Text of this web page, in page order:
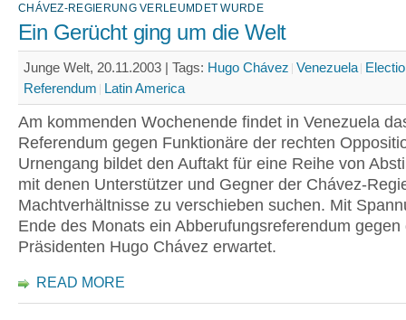
CHÁVEZ-REGIERUNG VERLEUMDET WURDE
Ein Gerücht ging um die Welt
Junge Welt, 20.11.2003 | Tags: Hugo Chávez Venezuela
Referendum Latin America
Am kommenden Wochenende findet in Venezuela
Referendum gegen Funktionäre der rechten
Urnengang bildet den Auftakt für eine Reihe von
mit denen Unterstützer und Gegner der Chávez-
Machtverhältnisse zu verschieben suchen. Mit
Ende des Monats ein Abberufungsreferendum gegen
Präsidenten Hugo Chávez erwartet.
READ MORE